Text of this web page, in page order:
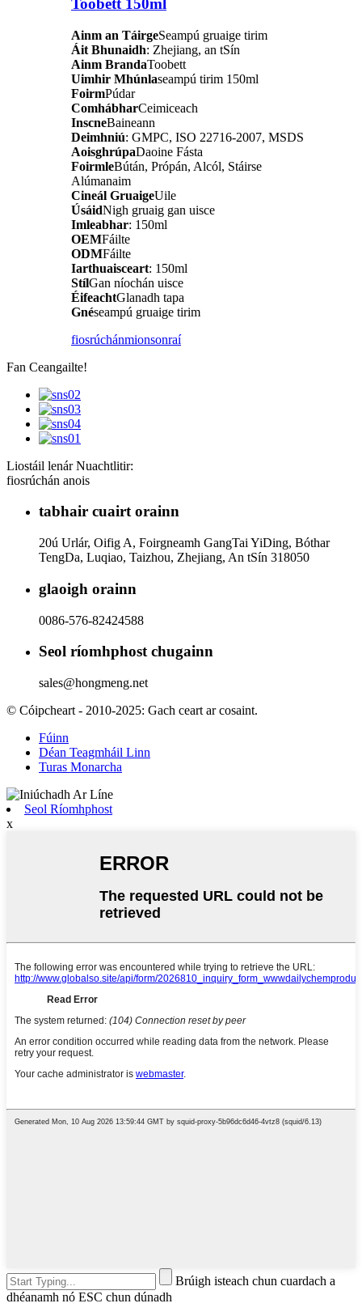
Toobett 150ml
Ainm an TáirgeSeampú gruaige tirim
Áit Bhunaidh: Zhejiang, an tSín
Ainm BrandaToobett
Uimhir Mhúnlaseampú tirim 150ml
FoirmPúdar
ComhábharCeimiceach
InscneBaineann
Deimhniú: GMPC, ISO 22716-2007, MSDS
AoisghrúpaDaoine Fásta
FoirmleBútán, Própán, Alcól, Stáirse
Alúmanaim
Cineál GruaigeUile
ÚsáidNigh gruaig gan uisce
Imleabhar: 150ml
OEMFáilte
ODMFáilte
Iarthuaisceart: 150ml
StílGan níochán uisce
ÉifeachtGlanadh tapa
Gnéseampú gruaige tirim
fiosrúchánmionsonraí
Fan Ceangailte!
Liostáil lenár Nuachtlitir:
fiosrúchán anois
tabhair cuairt orainn
20ú Urlár, Oifig A, Foirgneamh GangTai YiDing, Bóthar
TengDa, Luqiao, Taizhou, Zhejiang, An tSín 318050
glaoigh orainn
0086-576-82424588
Seol ríomhphost chugainn
sales@hongmeng.net
© Cóipcheart - 2010-2025: Gach ceart ar cosaint.
Fúinn
Déan Teagmháil Linn
Turas Monarcha
Seol Ríomhphost
x
Brúigh isteach chun cuardach a
dhéanamh nó ESC chun dúnadh